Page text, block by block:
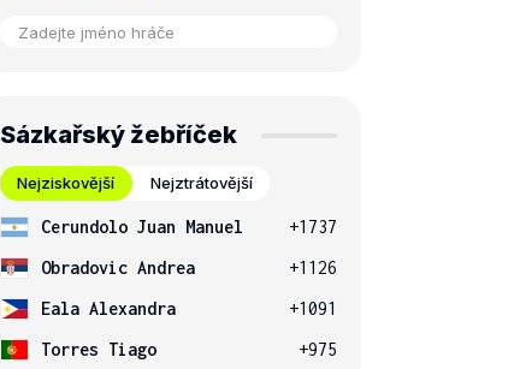
Sázkařský žebříček
Nejziskovější Nejztrátovější
Cerundolo Juan Manuel
+1737
Obradovic Andrea
+1126
Eala Alexandra
+1091
Torres Tiago
+975